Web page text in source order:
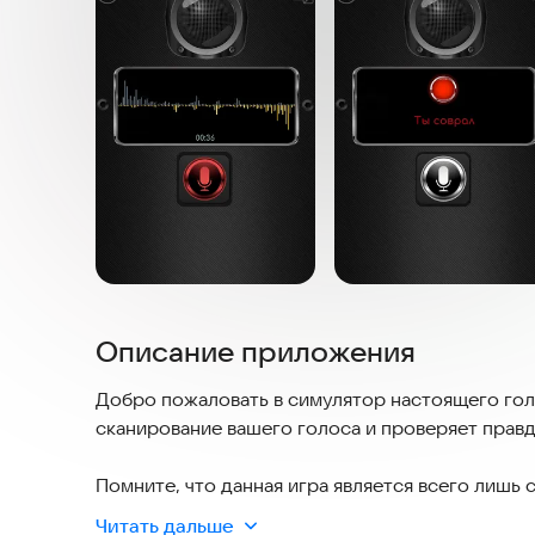
Описание приложения
Добро пожаловать в симулятор настоящего
сканирование вашего голоса и проверяет
Помните, что данная игра является всего
развлечения, розыгрышей и розыгрышей. Все
Читать дальше